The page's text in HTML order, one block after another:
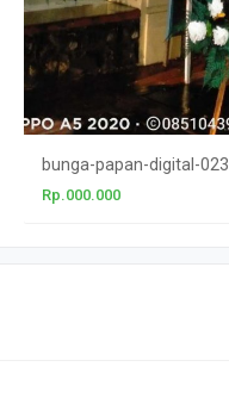
bunga-papan-digital-023
Rp.000.000